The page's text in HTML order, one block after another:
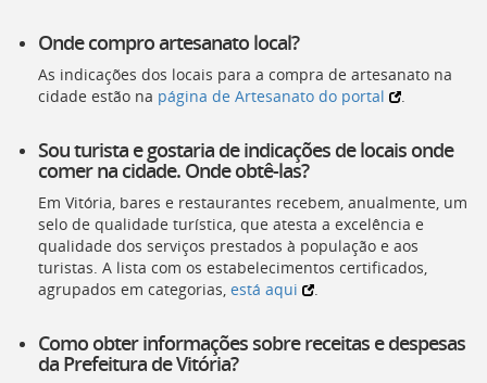
Onde compro artesanato local?
As indicações dos locais para a compra de artesanato na
cidade estão na página de Artesanato do portal
Sou turista e gostaria de indicações de locais onde
comer na cidade. Onde obtê-las?
Em Vitória, bares e restaurantes recebem, anualmente, um
selo de qualidade turística, que atesta a excelência e
qualidade dos serviços prestados à população e aos
turistas. A lista com os estabelecimentos certificados,
agrupados em categorias, está aqui
Como obter informações sobre receitas e despesas
da Prefeitura de Vitória?